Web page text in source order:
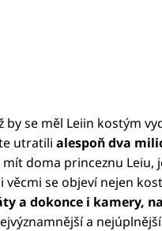
by se měl Leiin kostým
utratili alespoň dva
doma princeznu
věcmi se objeví nejen
a dokonce i kamery,
a